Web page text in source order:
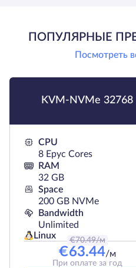
ПОПУЛЯРНЫЕ
Посмотреть
KVM-NVMe 32768
CPU
8 Epyc Cores
RAM
32 GB
Space
200 GB NVMe
Bandwidth
Unlimited
Linux
€70.49/м
€63.44/м
При оплате за год